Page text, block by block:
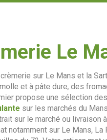
Le
sur Le Mans et la
et à pâte dure, des
propose une sélection
sur les marchés du
sur le marché ou
notamment sur Le Mans,